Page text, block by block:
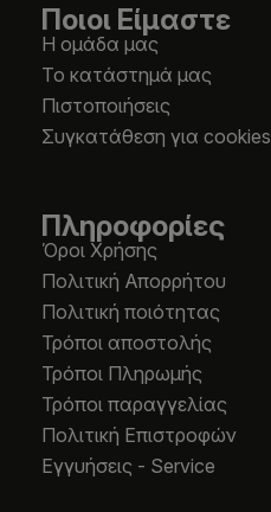
Ποιοι Είμαστε
Η ομάδα μας
Το κατάστημά μας
Πιστοποιήσεις
Συγκατάθεση για cookies
Πληροφορίες
Όροι Χρήσης
Πολιτική Απορρήτου
Πολιτική ποιότητας
Τρόποι αποστολής
Τρόποι Πληρωμής
Τρόποι παραγγελίας
Πολιτική Επιστροφών
Εγγυήσεις - Service